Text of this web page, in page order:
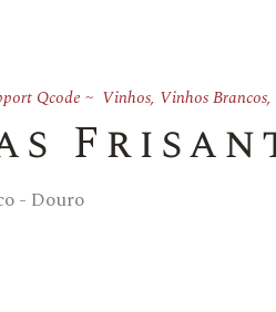
Qcode Vinhos, Vinhos Brancos,
- Douro